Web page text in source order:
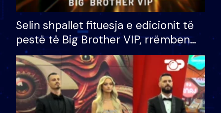
Selin shpallet fituesja e edicionit të
pestë të Big Brother VIP, rrëmben
çmimin e madh prej 100 mijë eurosh